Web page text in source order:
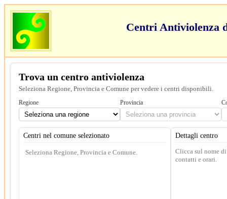
Centri Antiviolenza
Trova un centro antiviolenza
Seleziona Regione, Provincia e Comune per vedere i centri disponibili.
Regione Provincia
Centri nel comune selezionato
Seleziona Regione, Provincia e Comune.
Dettagli centro
Clicca sul nome
contatti e orari.